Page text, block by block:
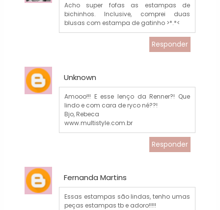
Acho super fofas as estampas de
bichinhos. Inclusive, comprei duas
blusas com estampa de gatinho >*.*<
Responder
Unknown
Amooo!!! E esse lenço da Renner?! Que
lindo e com cara de ryco né??!
Bjo, Rebeca
www.multistyle.com.br
Responder
Fernanda Martins
Essas estampas são lindas, tenho umas
peças estampas tb e adoro!!!!!